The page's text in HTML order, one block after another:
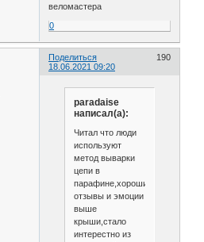
веломастера
0
Поделиться
190
18.06.2021 09:20
paradaise
написал(а):
Читал что люди
используют
метод выварки
цепи в
парафине,хорошие
отзывы и эмоции
выше
крыши,стало
интерестно из